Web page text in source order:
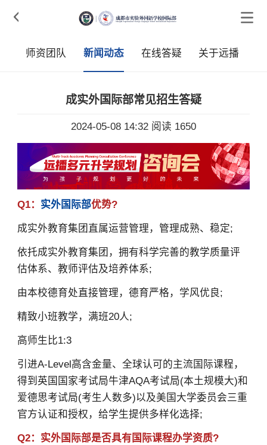

师资团队 新闻动态 在线答疑 关于远播
成实外国际部常见招生答疑
2024-05-08 14:32 阅读 1650
Q1： 实外国际部优势?
成实外教育集团直属运营管理，管理成熟、稳定;
依托成实外教育集团，拥有科学完善的教学质量评
估体系、教师评估及培养体系;
由本校德育处直接管理，德育严格，学风优良;
精致小班教学，满班20人;
高师生比1:3
引进A-Level高含金量、全球认可的主流国际课程，
得到英国国家考试局牛津AQA考试局(本土规模大)和
爱德思考试局(考生人数多)以及美国大学委员会三重
官方认证和授权，给学生提供多样化选择;
Q2：实外国际部是否具有国际课程办学资质?